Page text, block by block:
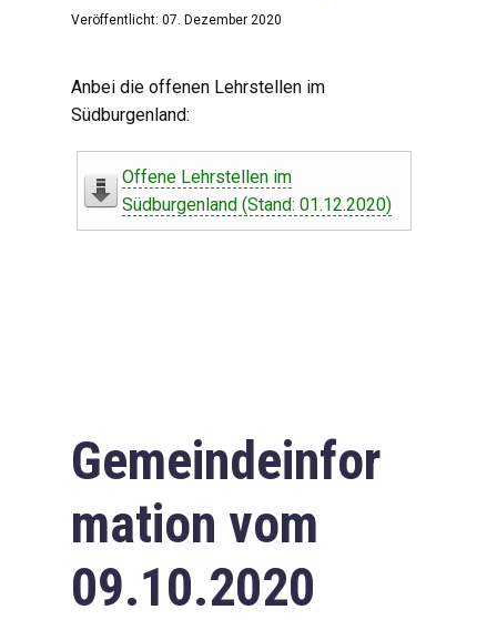
Veröffentlicht: 07. Dezember 2020
Anbei die offenen Lehrstellen im
Südburgenland:
Offene Lehrstellen im
Südburgenland (Stand: 01.12.2020)
Gemeindeinfor
mation vom
09.10.2020